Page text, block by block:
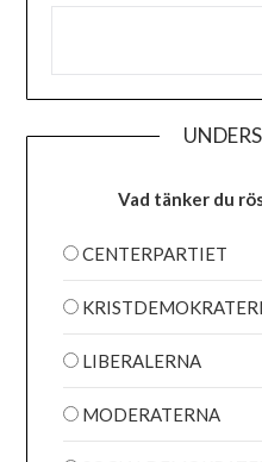
Vad tänker du
CENTERPARTIET
LIBERALERNA
MODERATERNA